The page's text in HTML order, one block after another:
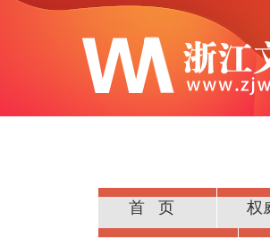
首页 权